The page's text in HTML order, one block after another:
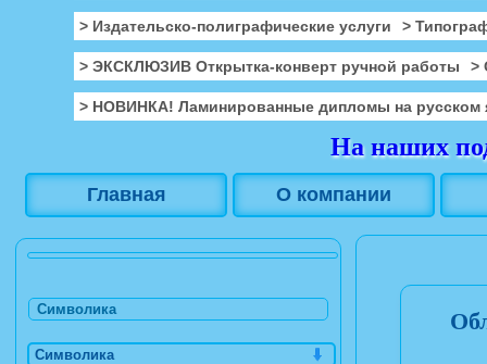
> Издательско-полиграфические услуги >
> ЭКСКЛЮЗИВ Открытка-конверт ручной работы >
> НОВИНКА! Ламинированные дипломы на русском
На наших
Главная О компании
Символика
Символика